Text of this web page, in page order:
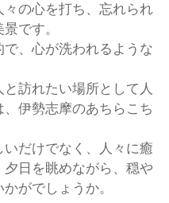
の心を打ち、忘れられ
です。
、心が洗われるような
訪れたい場所として人
伊勢志摩のあちらこち
だけでなく、人々に癒
日を眺めながら、穏や
がでしょうか。